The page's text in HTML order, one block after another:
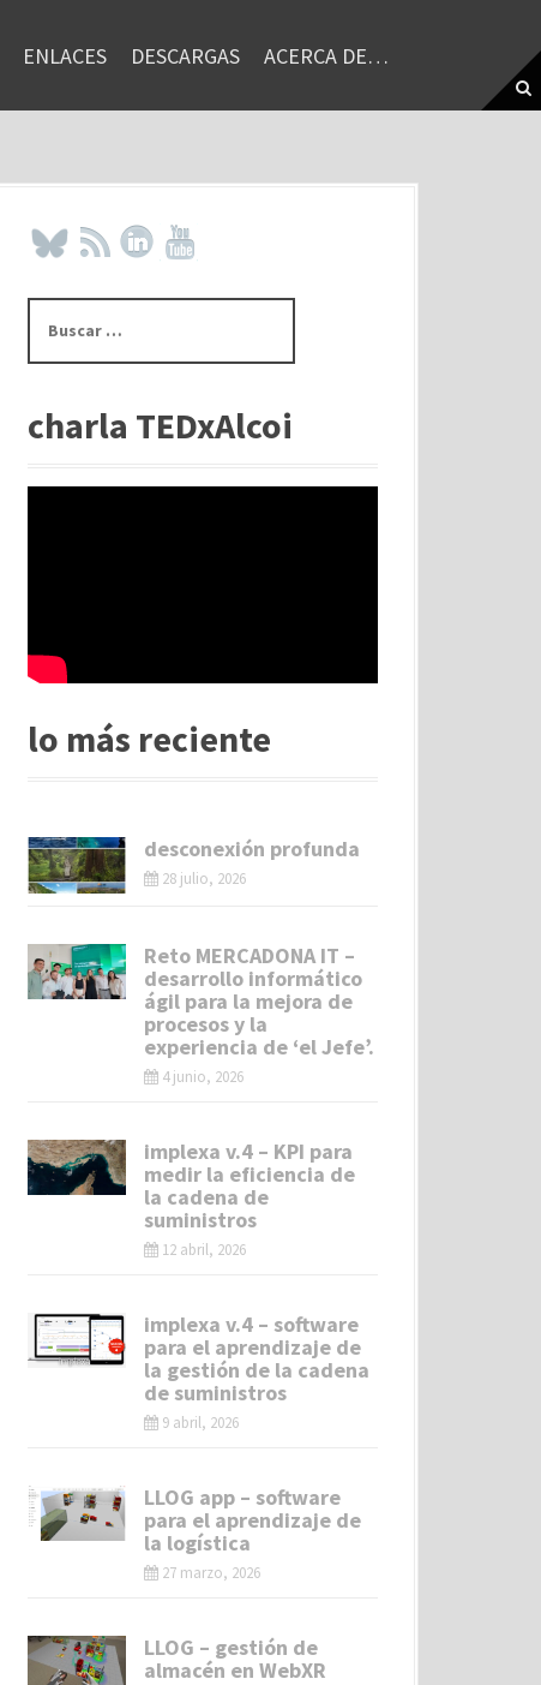
ENLACES DESCARGAS ACERCA DE…
s
rcharla TEDxAlcoi
lo más reciente
desconexión profunda
28 julio, 2026
Reto MERCADONA IT –
desarrollo informático
ágil para la mejora de
procesos y la
experiencia de ‘el Jefe’.
4 junio, 2026
implexa v.4 – KPI para
medir la eficiencia de
la cadena de
suministros
12 abril, 2026
implexa v.4 – software
para el aprendizaje de
la gestión de la cadena
de suministros
9 abril, 2026
LLOG app – software
para el aprendizaje de
la logística
27 marzo, 2026
LLOG – gestión de
almacén en WebXR